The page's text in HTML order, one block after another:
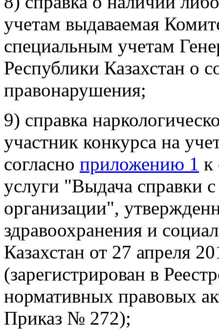
учетам выдаваемая
специальным учетам
Республики Казахстан о
правонарушения;
9) справка
участник конкурса на
согласно приложению 1 к
услуги "Выдача справки
организации",
здравоохранения и
Казахстан от 27 апреля
(зарегистрирован в
нормативных правовых
Приказ № 272);